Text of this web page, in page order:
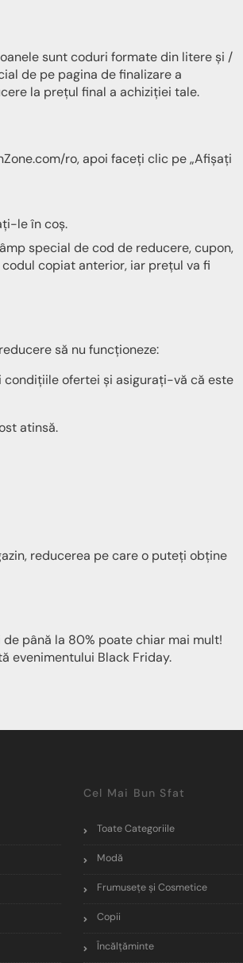
sunt coduri formate din litere și /
de pe pagina de finalizare a
la prețul final a achiziției tale.
ro, apoi faceți clic pe „Afișați
le în coș.
special de cod de reducere, cupon,
copiat anterior, iar prețul va fi
să nu funcționeze:
ofertei și asigurați-vă că este
atinsă.
reducerea pe care o puteți obține
până la 80% poate chiar mai mult!
evenimentului Black Friday.
Cel Mai Bun Sfat
Toate Categoriile
Modă
Frumusețe și Cosmetice
Copii
Încălţăminte